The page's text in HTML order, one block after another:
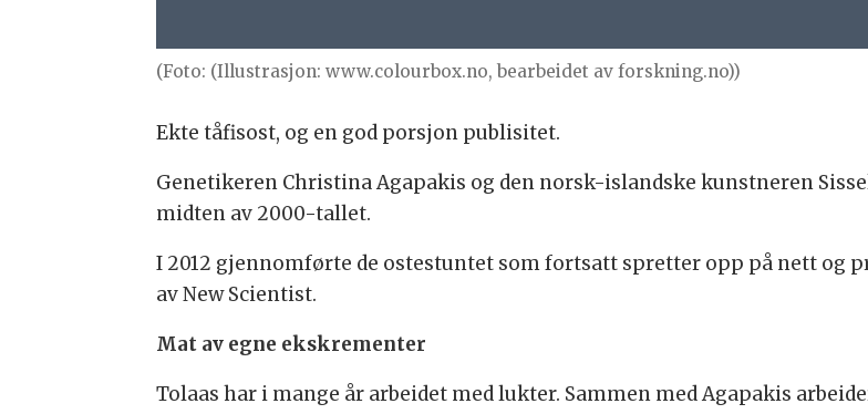
(Foto: (Illustrasjon: www.colourbox.no, bearbeidet av forskning.no))
Ekte tåfisost, og en god porsjon publisitet.
Genetikeren Christina Agapakis og den norsk-islandske kunstneren
midten av 2000-tallet.
I 2012 gjennomførte de ostestuntet som fortsatt spretter opp på nett og
av New Scientist.
Mat av egne ekskrementer
Tolaas har i mange år arbeidet med lukter. Sammen med Agapakis